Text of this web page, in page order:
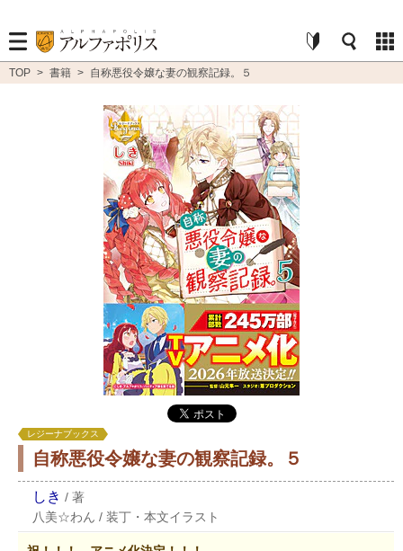
TOP > 書籍 > 自称悪役令嬢な妻の観察記録。５
レジーナブックス
自称悪役令嬢な妻の観察記録。５
しき / 著
八美☆わん / 装丁・本文イラスト